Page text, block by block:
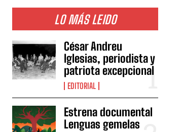
LO MÁS LEIDO
César Andreu
Iglesias, periodista y
patriota excepcional
EDITORIAL
Estrena documental
Lenguas gemelas